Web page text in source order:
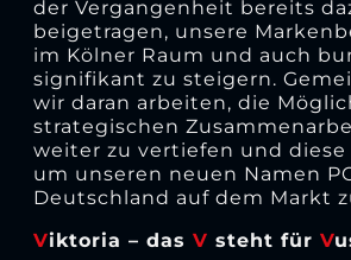
der Vergangenheit bereits
beigetragen, unsere
im Kölner Raum und auch
signifikant zu steigern.
wir daran arbeiten, die
strategischen
weiter zu vertiefen und diese
um unseren neuen Namen
Deutschland auf dem Markt
Viktoria – das V steht für V